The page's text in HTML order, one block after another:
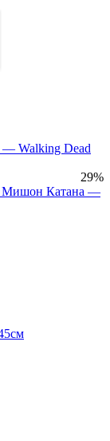
29%
Мишон Катана —